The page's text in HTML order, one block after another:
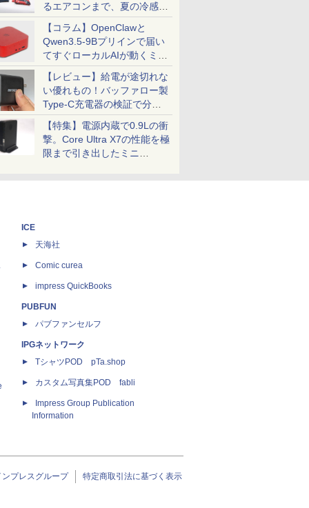
るエアコンまで、夏の冷感グ
ッズ一挙紹介
【コラム】OpenClawと
Qwen3.5-9Bプリインで届い
てすぐローカルAIが動くミニ
PC「SER9 Pro」
【レビュー】給電が途切れな
い優れもの！バッファロー製
Type-C充電器の検証で分か
ったこと
【特集】電源内蔵で0.9Lの衝
撃。Core Ultra X7の性能を極
限まで引き出したミニ
ICE
天海社
Comic curea
impress QuickBooks
PUBFUN
パブファンセルフ
IPGネットワーク
TシャツPOD pTa.shop
カスタム写真集POD fabli
Impress Group Publication
Information
ンプレスグループ 特定商取引法に基づく表示